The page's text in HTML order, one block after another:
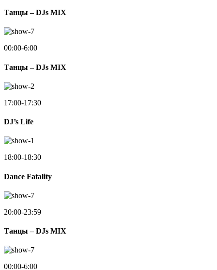
Танцы – DJs MIX
00:00-6:00
Танцы – DJs MIX
17:00-17:30
DJ’s Life
18:00-18:30
Dance Fatality
20:00-23:59
Танцы – DJs MIX
00:00-6:00